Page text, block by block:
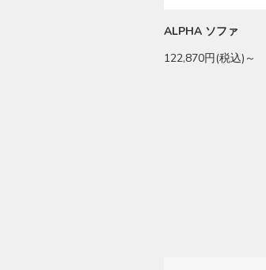
ALPHA ソファ
122,870円(税込)～